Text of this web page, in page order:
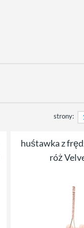
strony:
huśtawka z
róż